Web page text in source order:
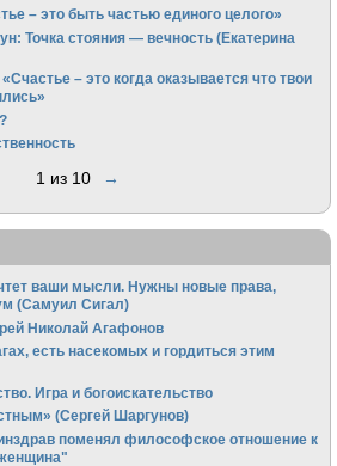
– это быть частью единого целого»
Точка стояния — вечность (Екатерина
– это когда оказывается что твои
1 из 10 →
ваши мысли. Нужны новые права,
(Самуил Сигал)
Николай Агафонов
есть насекомых и гордиться этим
Игра и богоискательство
(Сергей Шаргунов)
поменял философское отношение к